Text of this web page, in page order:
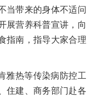
当带来的身体不适问
展营养科普宣讲，向
指南，指导大家合理
雅热等传染病防控工
住建、商务部门赴各